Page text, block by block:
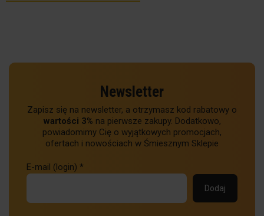
Newsletter
Zapisz się na newsletter, a otrzymasz kod rabatowy o
wartości 3% na pierwsze zakupy. Dodatkowo,
powiadomimy Cię o wyjątkowych promocjach,
ofertach i nowościach w Śmiesznym Sklepie
E-mail (login) *